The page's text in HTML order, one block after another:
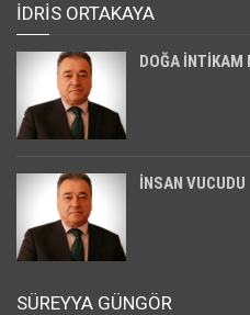
İDRİS ORTAKAYA
DOĞA İNTİKAM
İNSAN VUCUDU
SÜREYYA GÜNGÖR